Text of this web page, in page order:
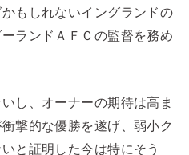
もしれないイングランドの
ランドＡＦＣの監督を務め
し、オーナーの期待は高ま
撃的な優勝を遂げ、弱小ク
と証明した今は特にそう